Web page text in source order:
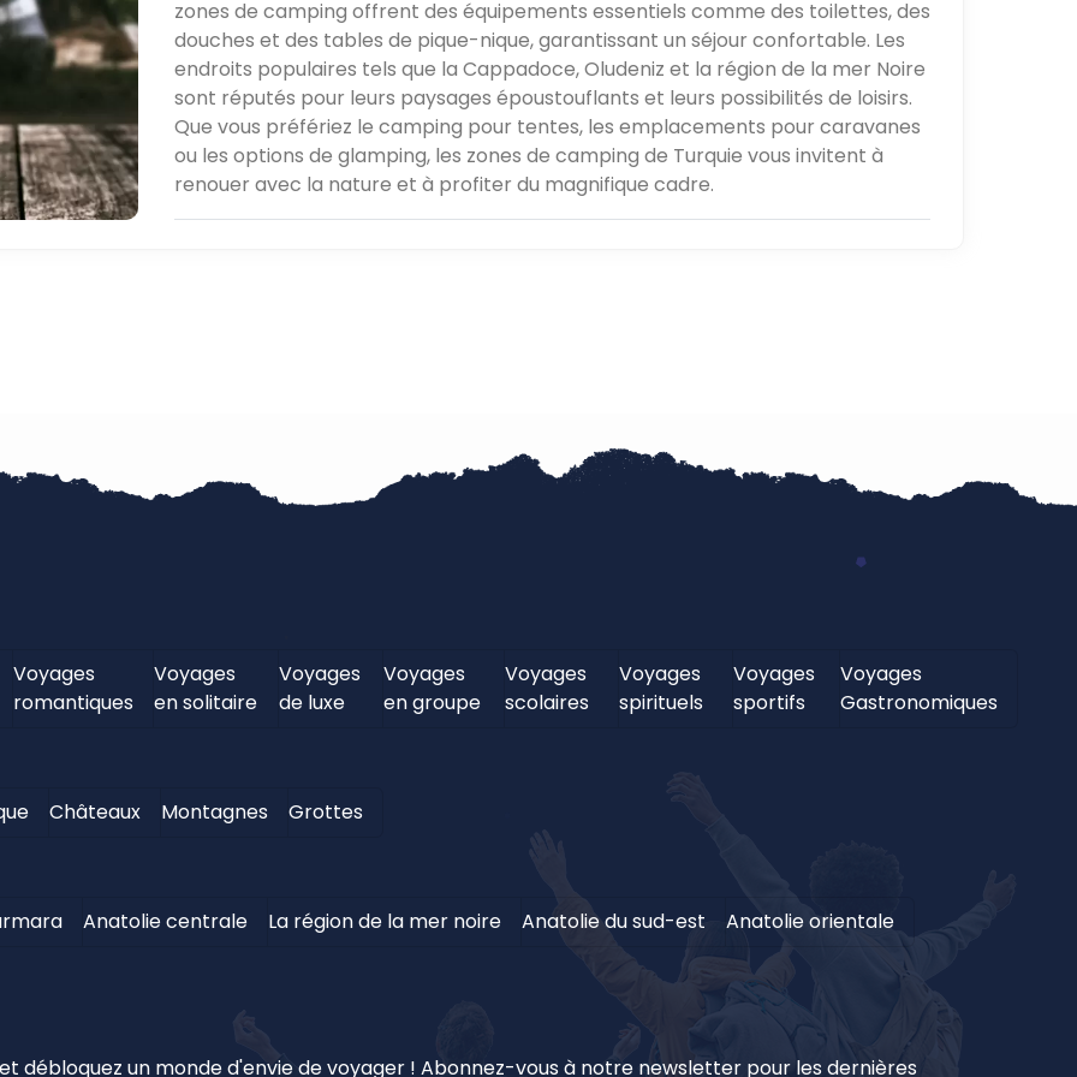
zones de camping offrent des équipements essentiels comme des toilettes, des
douches et des tables de pique-nique, garantissant un séjour confortable. Les
endroits populaires tels que la Cappadoce, Oludeniz et la région de la mer Noire
sont réputés pour leurs paysages époustouflants et leurs possibilités de loisirs.
Que vous préfériez le camping pour tentes, les emplacements pour caravanes
ou les options de glamping, les zones de camping de Turquie vous invitent à
renouer avec la nature et à profiter du magnifique cadre.
Voyages
romantiques
Voyages
en solitaire
Voyages
de luxe
Voyages
en groupe
Voyages
scolaires
Voyages
spirituels
Voyages
sportifs
Voyages
Gastronomiques
Châteaux Montagnes Grottes
Anatolie centrale La région de la mer noire Anatolie du sud-est Anatolie orientale
débloquez un monde d'envie de voyager ! Abonnez-vous à notre newsletter pour les dernières